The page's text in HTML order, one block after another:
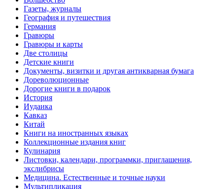
Газеты, журналы
География и путешествия
Германия
Гравюры
Гравюры и карты
Две столицы
Детские книги
Документы, визитки и другая антикварная бумага
Дореволюционные
Дорогие книги в подарок
История
Иудаика
Кавказ
Китай
Книги на иностранных языках
Коллекционные издания книг
Кулинария
Листовки, календари, программки, приглашения,
экслибрисы
Медицина. Естественные и точные науки
Мультипликация